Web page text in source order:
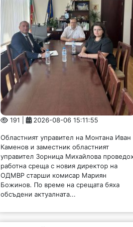
Божинов. По време на срещата бяха
обсъдени актуалната...
Данаил Йорданов стана
председател на
Прогресивна България в
Мизия
Учредиха структура на Прогресивна